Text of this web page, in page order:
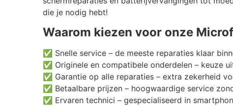
die je nodig hebt!
Waarom kiezen voor onze
✅ Snelle service – de meeste reparaties klaar
✅ Originele en compatibele onderdelen – keuze
✅ Garantie op alle reparaties – extra zekerheid
✅ Betaalbare prijzen – hoogwaardige service
✅ Ervaren technici – gespecialiseerd in